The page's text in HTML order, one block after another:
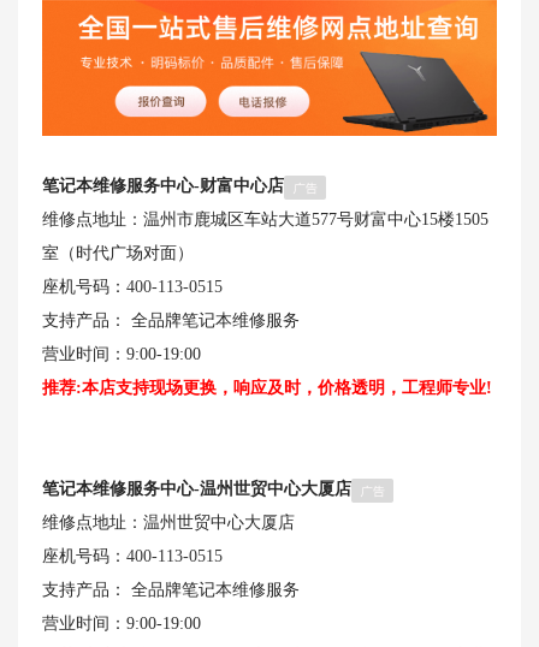
笔记本维修服务中心-财富中心店
维修点地址：温州市鹿城区车站大道577号财富中心15楼1505
室（时代广场对面）
座机号码： 400-113-0515
支持产品： 全品牌笔记本维修服务
营业时间：9:00-19:00
推荐:本店支持现场更换，响应及时，价格透明，工程师专业!
笔记本维修服务中心-温州世贸中心大厦店
维修点地址：温州世贸中心大厦店
座机号码： 400-113-0515
支持产品： 全品牌笔记本维修服务
营业时间：9:00-19:00